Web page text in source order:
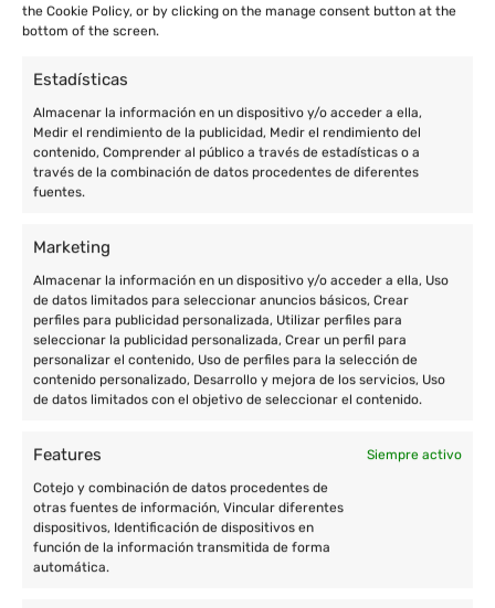
the Cookie Policy, or by clicking on the manage consent button at the
bottom of the screen.
Estadísticas
Almacenar la información en un dispositivo y/o acceder a ella,
Medir el rendimiento de la publicidad, Medir el rendimiento del
contenido, Comprender al público a través de estadísticas o a
través de la combinación de datos procedentes de diferentes
fuentes.
Marketing
Almacenar la información en un dispositivo y/o acceder a ella, Uso
de datos limitados para seleccionar anuncios básicos, Crear
perfiles para publicidad personalizada, Utilizar perfiles para
seleccionar la publicidad personalizada, Crear un perfil para
personalizar el contenido, Uso de perfiles para la selección de
contenido personalizado, Desarrollo y mejora de los servicios, Uso
de datos limitados con el objetivo de seleccionar el contenido.
Features Siempre activo
Cotejo y combinación de datos procedentes de
otras fuentes de información, Vincular diferentes
dispositivos, Identificación de dispositivos en
función de la información transmitida de forma
automática.
+34 933 801 674
+34 677 004 657
contacto@cooperatour.org
Destinos
Voluntariado en África
Voluntariado en Asia